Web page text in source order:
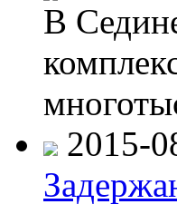
В
2015-